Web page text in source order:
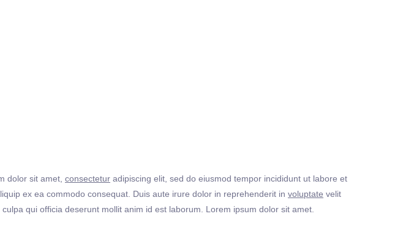
dolor sit amet, consectetur adipiscing elit, sed do eiusmod tempor incididunt ut labore et
ex ea commodo consequat. Duis aute irure dolor in reprehenderit in voluptate velit
qui officia deserunt mollit anim id est laborum. Lorem ipsum dolor sit amet.